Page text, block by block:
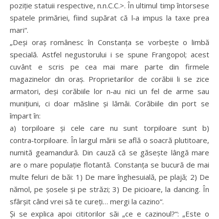
poziție statuii respective, n.n.C.C.>. În ultimul timp întorsese
spatele primăriei, fiind supărat că l‑a impus la taxe prea
mari“.
„Deși oraș românesc în Constanța se vorbește o limbă
specială. Astfel negustorului i se spune Frangopol; acest
cuvânt e scris pe cea mai mare parte din firmele
magazinelor din oraș. Proprietarilor de corăbii li se zice
armatori, deși corăbiile lor n‑au nici un fel de arme sau
munițiuni, ci doar măsline și lămâi. Corăbiile din port se
împart în:
a) torpiloare și cele care nu sunt torpiloare sunt b)
contra‑torpiloare. În largul mării se află o soacră plutitoare,
numită geamandură. Din cauză că se găsește lângă mare
are o mare populație flotantă. Constanța se bucură de mai
multe feluri de băi: 1) De mare înghesuială, pe plajă; 2) De
nămol, pe șosele și pe străzi; 3) De picioare, la dancing. În
sfârșit când vrei să te cureți… mergi la cazino“.
Și se explica apoi cititorilor săi „ce e cazinoul?“: „Este o